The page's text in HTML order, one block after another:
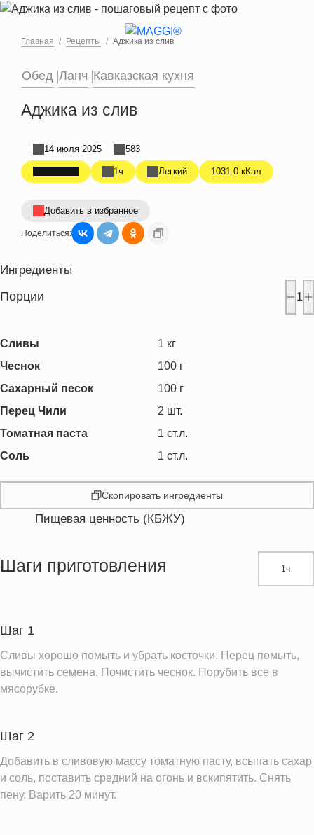
Перейти к основному содержанию
Главная Рецепты Аджика из слив
Обед Ланч Кавказская кухня
Аджика из слив
1ч Легкий 1031.0 кКал
14 июля 2025 583
Добавить в избранное
Поделиться:
Ингредиенты
Порции 1
Сливы 1 кг
Чеснок
100 г
Сахарный песок
100 г
Перец Чили
2 шт.
Томатная паста
1 ст.л.
Соль
1 ст.л.
Скопировать ингредиенты
Пищевая ценность (КБЖУ)
Жиры
3.6 г
Пищевые волокна
Сахар
Натрий
11665.4 мг
Насыщенные жиры
Шаги приготовления 1ч
Шаг 1
Сливы хорошо помыть и убрать косточки. Перец помыть,
вычистить семена. Почистить чеснок. Порубить все в
мясорубке.
Шаг 2
Добавить в сливовую массу томатную пасту, всыпать сахар
и соль, поставить средний на огонь и вскипятить. Снять
пену. Варить 20 минут.